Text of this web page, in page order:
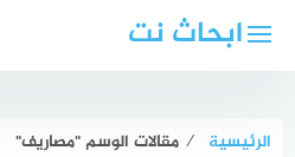
ابحاث نت
الرئيسية ⁄ مقالات الوسم "مصاريف"